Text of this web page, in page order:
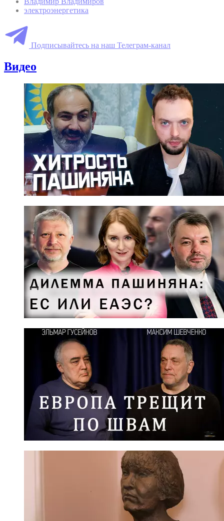
электроэнергетика
Подписывайтесь на наш Телеграм-канал
Видео